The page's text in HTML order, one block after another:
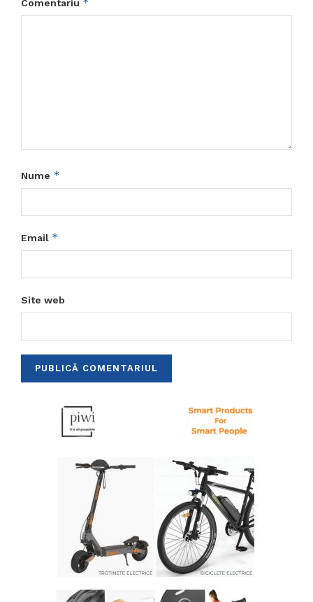
Comentariu
Nume *
Email *
Site web